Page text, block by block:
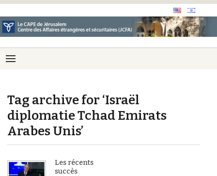
Tag archive for ‘Israël
diplomatie Tchad Emirats
Arabes Unis’
Les récents
succès